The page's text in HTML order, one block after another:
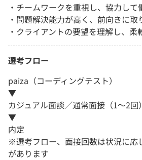
・チームワークを重視し、協力して
・問題解決能力が高く、前向きに取
・クライアントの要望を理解し、
選考フロー
paiza（コーディングテスト）
▼
カジュアル面談／通常面接（1～2回）
▼
内定
※選考フロー、面接回数は状況に応
があります